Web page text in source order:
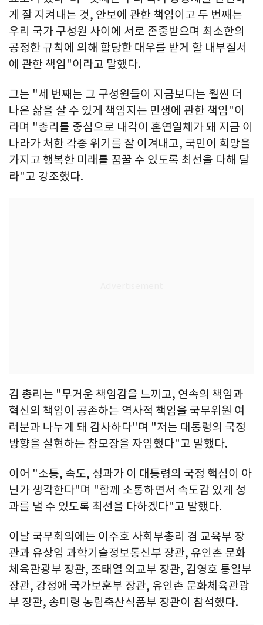
게 잘 지켜내는 것, 안보에 관한 책임이고 두 번째는
우리 국가 구성원 사이에 서로 존중받으며 최소한의
공정한 규칙에 의해 합당한 대우를 받게 할 내부질서
에 관한 책임"이라고 말했다.
그는 "세 번째는 그 구성원들이 지금보다는 훨씬 더
나은 삶을 살 수 있게 책임지는 민생에 관한 책임"이
라며 "총리를 중심으로 내각이 혼연일체가 돼 지금 이
나라가 처한 각종 위기를 잘 이겨내고, 국민이 희망을
가지고 행복한 미래를 꿈꿀 수 있도록 최선을 다해 달
라"고 강조했다.
김 총리는 "무거운 책임감을 느끼고, 연속의 책임과
혁신의 책임이 공존하는 역사적 책임을 국무위원 여
러분과 나누게 돼 감사하다"며 "저는 대통령의 국정
방향을 실현하는 참모장을 자임했다"고 말했다.
이어 "소통, 속도, 성과가 이 대통령의 국정 핵심이 아
닌가 생각한다"며 "함께 소통하면서 속도감 있게 성
과를 낼 수 있도록 최선을 다하겠다"고 말했다.
이날 국무회의에는 이주호 사회부총리 겸 교육부 장
관과 유상임 과학기술정보통신부 장관, 유인촌 문화
체육관광부 장관, 조태열 외교부 장관, 김영호 통일부
장관, 강정애 국가보훈부 장관, 유인촌 문화체육관광
부 장관, 송미령 농림축산식품부 장관이 참석했다.